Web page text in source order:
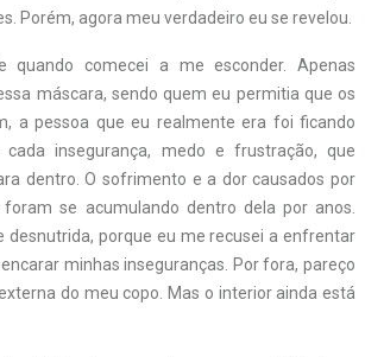
Porém, agora meu verdadeiro eu se revelou.
quando comecei a me esconder. Apenas
máscara, sendo quem eu permitia que os
a pessoa que eu realmente era foi ficando
cada insegurança, medo e frustração, que
dentro. O sofrimento e a dor causados por
se acumulando dentro dela por anos.
desnutrida, porque eu me recusei a enfrentar
minhas inseguranças. Por fora, pareço
do meu copo. Mas o interior ainda está